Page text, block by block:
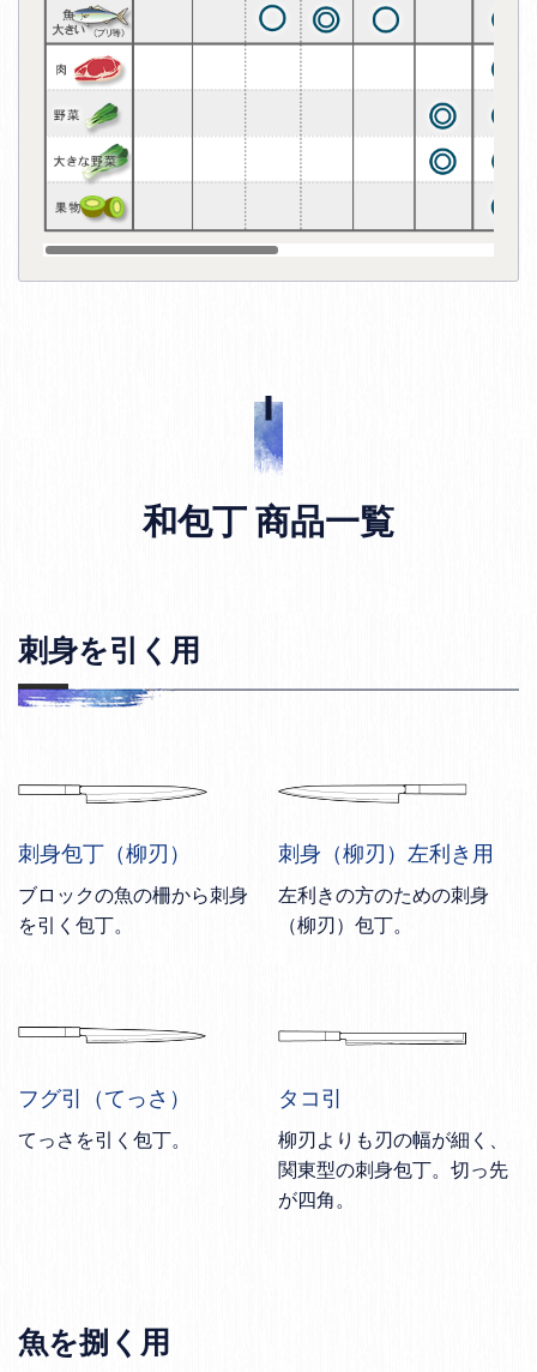
和包丁 商品一覧
刺身を引く用
刺身包丁（柳刃）
ブロックの魚の柵から刺身
を引く包丁。
刺身（柳刃）左利き用
左利きの方のための刺身
（柳刃）包丁。
フグ引（てっさ）
てっさを引く包丁。
タコ引
柳刃よりも刃の幅が細く、
関東型の刺身包丁。切っ先
が四角。
魚を捌く用